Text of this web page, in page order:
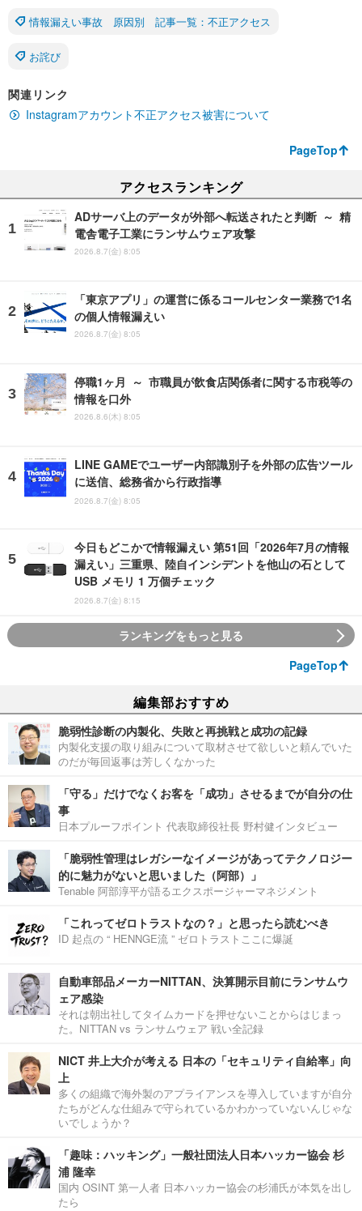
情報漏えい事故 原因別 記事一覧：不正アクセス
お詫び
関連リンク
Instagramアカウント不正アクセス被害について
PageTop
アクセスランキング
ADサーバ上のデータが外部へ転送されたと判断 ～ 精
電舎電子工業にランサムウェア攻撃
2026.8.7(金) 8:05
「東京アプリ」の運営に係るコールセンター業務で1名
の個人情報漏えい
2026.8.7(金) 8:05
停職1ヶ月 ～ 市職員が飲食店関係者に関する市税等の
情報を口外
2026.8.6(木) 8:05
LINE GAMEでユーザー内部識別子を外部の広告ツール
に送信、総務省から行政指導
2026.8.7(金) 8:05
今日もどこかで情報漏えい 第51回「2026年7月の情報
漏えい」三重県、陸自インシデントを他山の石として
USB メモリ 1 万個チェック
2026.8.7(金) 8:15
ランキングをもっと見る
PageTop
編集部おすすめ
脆弱性診断の内製化、失敗と再挑戦と成功の記録
内製化支援の取り組みについて取材させて欲しいと頼んでいた
のだが毎回返事は芳しくなかった
「守る」だけでなくお客を「成功」させるまでが自分の仕
事
日本プルーフポイント 代表取締役社長 野村健インタビュー
「脆弱性管理はレガシーなイメージがあってテクノロジー
的に魅力がないと思いました（阿部）」
Tenable 阿部淳平が語るエクスポージャーマネジメント
「これってゼロトラストなの？」と思ったら読むべき
ID 起点の “ HENNGE流 ” ゼロトラストここに爆誕
自動車部品メーカーNITTAN、決算開示目前にランサムウ
ェア感染
それは朝出社してタイムカードを押せないことからはじまっ
た。NITTAN vs ランサムウェア 戦い全記録
NICT 井上大介が考える 日本の「セキュリティ自給率」向
上
多くの組織で海外製のアプライアンスを導入していますが自分
たちがどんな仕組みで守られているかわかっていないんじゃな
いでしょうか？
「趣味：ハッキング」一般社団法人日本ハッカー協会 杉
浦 隆幸
国内 OSINT 第一人者 日本ハッカー協会の杉浦氏が本気を出し
たら